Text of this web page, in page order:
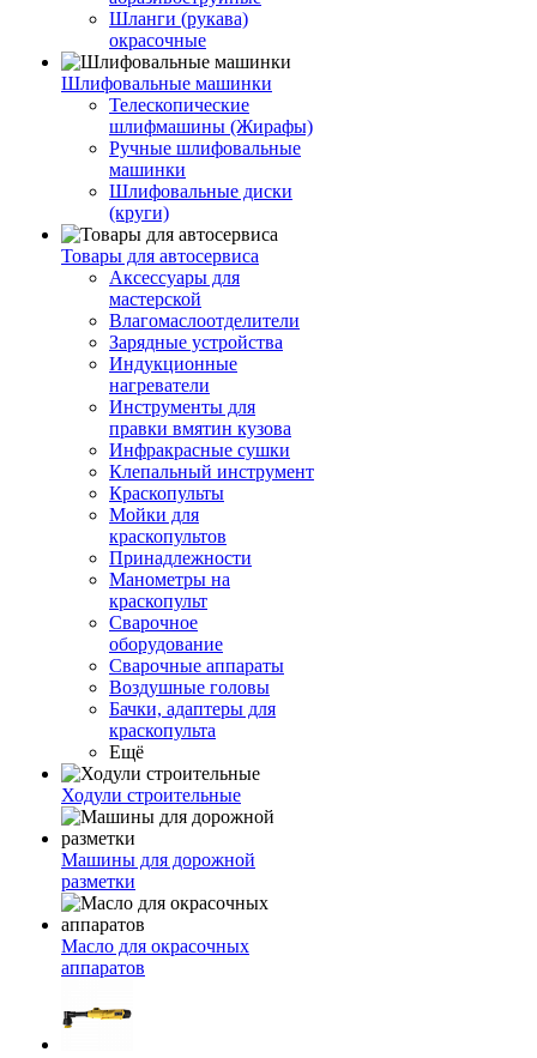
Шланги (рукава)
окрасочные
Шлифовальные машинки
Телескопические
шлифмашины (Жирафы)
Ручные шлифовальные
машинки
Шлифовальные диски
(круги)
Товары для автосервиса
Аксессуары для
мастерской
Влагомаслоотделители
Зарядные устройства
Индукционные
нагреватели
Инструменты для
правки вмятин кузова
Инфракрасные сушки
Клепальный инструмент
Краскопульты
Мойки для
краскопультов
Принадлежности
Манометры на
краскопульт
Сварочное
оборудование
Сварочные аппараты
Воздушные головы
Бачки, адаптеры для
краскопульта
Ещё
Ходули строительные
Машины для дорожной
разметки
Масло для окрасочных
аппаратов